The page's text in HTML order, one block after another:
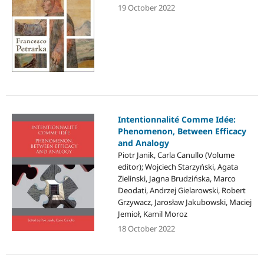
19 October 2022
Intentionnalité Comme Idée:
Phenomenon, Between Efficacy
and Analogy
Piotr Janik, Carla Canullo (Volume
editor); Wojciech Starzyński, Agata
Zielinski, Jagna Brudzińska, Marco
Deodati, Andrzej Gielarowski, Robert
Grzywacz, Jarosław Jakubowski, Maciej
Jemioł, Kamil Moroz
18 October 2022